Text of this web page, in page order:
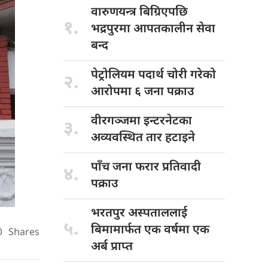
Shares
१.
वारुणयन्त्र बिग्रिएपछि
भद्रपुरमा आपतकालीन सेवा
बन्द
२. पेट्रोलियम पदार्थचोरी गरेको
आरोपमा ६ जना पक्राउ
३.
वीरगञ्जमा इन्टरनेटका
अव्यवस्थित तार हटाइने
४. पाँच जनाफरार प्रतिवादी
पक्राउ
५.
भरतपुर अस्पताललाई
बिमामार्फत एक वर्षमा एक
अर्ब प्राप्त